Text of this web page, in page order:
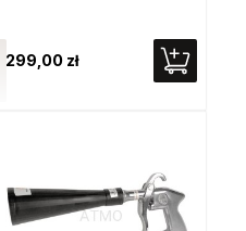
299,00 zł